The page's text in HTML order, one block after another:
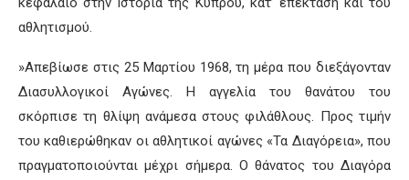
αθλητισμού.
»Απεβίωσε στις 25 Μαρτίου 1968, τη μέρα που διεξάγονταν
Διασυλλογικοί Αγώνες. Η αγγελία του θανάτου του
σκόρπισε τη θλίψη ανάμεσα στους φιλάθλους. Προς τιμήν
του καθιερώθηκαν οι αθλητικοί αγώνες «Τα Διαγόρεια», που
πραγματοποιούνται μέχρι σήμερα. Ο θάνατος του Διαγόρα